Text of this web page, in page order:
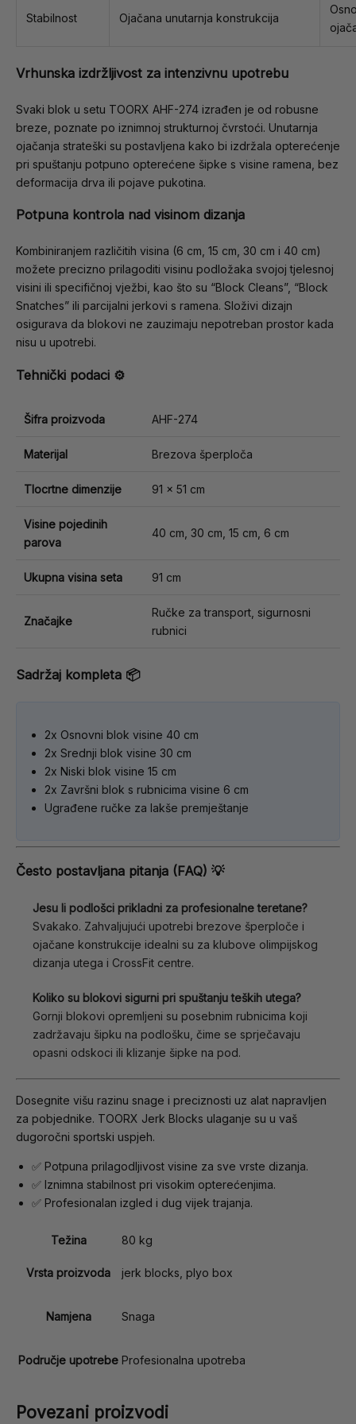
Stabilnost Ojačana unutarnja konstrukcija
Vrhunska izdržljivost za intenzivnu upotrebu
Svaki blok u setu TOORX AHF-274 izrađen je od robusne
breze, poznate po iznimnoj strukturnoj čvrstoći. Unutarnja
ojačanja strateški su postavljena kako bi izdržala opterećenje
pri spuštanju potpuno opterećene šipke s visine ramena, bez
deformacija drva ili pojave pukotina.
Potpuna kontrola nad visinom dizanja
Kombiniranjem različitih visina (6 cm, 15 cm, 30 cm i 40 cm)
možete precizno prilagoditi visinu podložaka svojoj tjelesnoj
visini ili specifičnoj vježbi, kao što su “Block Cleans”, “Block
Snatches” ili parcijalni jerkovi s ramena. Složivi dizajn
osigurava da blokovi ne zauzimaju nepotreban prostor kada
nisu u upotrebi.
Tehnički podaci ⚙️
Šifra proizvoda AHF-274
Materijal Brezova šperploča
Tlocrtne dimenzije 91 x 51 cm
Visine pojedinih
parova
40 cm, 30 cm, 15 cm, 6 cm
Ukupna visina seta 91 cm
Značajke
Ručke za transport, sigurnosni
rubnici
Sadržaj kompleta 📦
2x Osnovni blok visine 40 cm
2x Srednji blok visine 30 cm
2x Niski blok visine 15 cm
2x Završni blok s rubnicima visine 6 cm
Ugrađene ručke za lakše premještanje
Često postavljana pitanja (FAQ) 💡
Jesu li podlošci prikladni za profesionalne teretane?
Svakako. Zahvaljujući upotrebi brezove šperploče i
ojačane konstrukcije idealni su za klubove olimpijskog
dizanja utega i CrossFit centre.
Koliko su blokovi sigurni pri spuštanju teških utega?
Gornji blokovi opremljeni su posebnim rubnicima koji
zadržavaju šipku na podlošku, čime se sprječavaju
opasni odskoci ili klizanje šipke na pod.
Dosegnite višu razinu snage i preciznosti uz alat napravljen
za pobjednike. TOORX Jerk Blocks ulaganje su u vaš
dugoročni sportski uspjeh.
✅ Potpuna prilagodljivost visine za sve vrste dizanja.
✅ Iznimna stabilnost pri visokim opterećenjima.
✅ Profesionalan izgled i dug vijek trajanja.
Težina 80 kg
Vrsta proizvoda jerk blocks, plyo box
Namjena Snaga
Područje upotrebe Profesionalna upotreba
Povezani proizvodi